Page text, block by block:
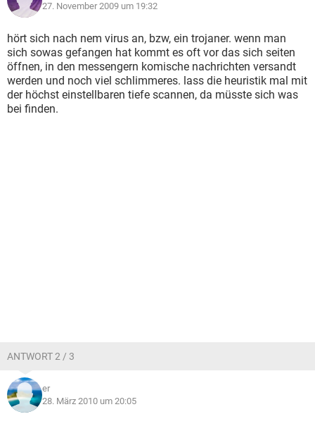
27. November 2009 um 19:32
hört sich nach nem virus an, bzw, ein trojaner. wenn man
sich sowas gefangen hat kommt es oft vor das sich seiten
öffnen, in den messengern komische nachrichten versandt
werden und noch viel schlimmeres. lass die heuristik mal mit
der höchst einstellbaren tiefe scannen, da müsste sich was
bei finden.
ANTWORT 2 / 3
er
28. März 2010 um 20:05